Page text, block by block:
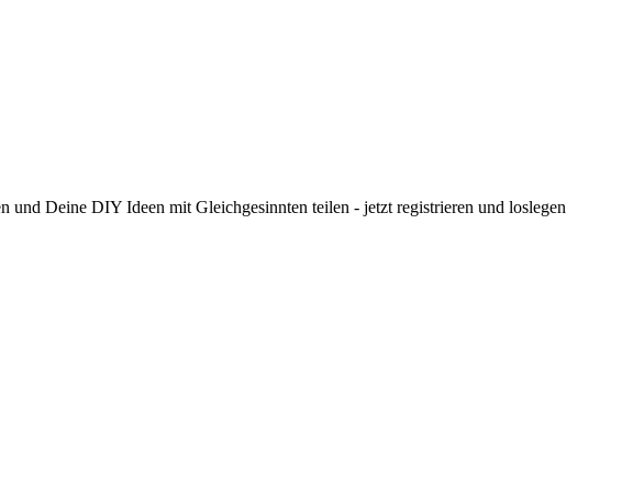
und Deine DIY Ideen mit Gleichgesinnten teilen - jetzt registrieren und loslegen